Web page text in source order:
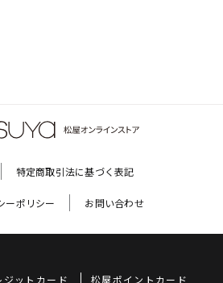
特定商取引法に基づく表記
ーポリシー お問い合わせ
ジットカード 松屋ポイントカード